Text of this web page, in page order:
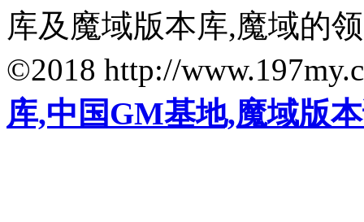
库及魔域版本库,魔域的
©2018 http://
库,中国GM基地,魔域版